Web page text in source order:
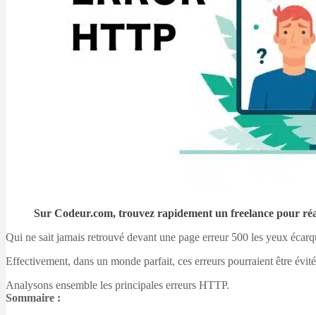
Sur Codeur.com, trouvez rapidement un freelance pour
Qui ne sait jamais retrouvé devant une page erreur 500 les yeux
Effectivement, dans un monde parfait, ces erreurs pourraient être
Analysons ensemble les principales erreurs HTTP.
Sommaire :